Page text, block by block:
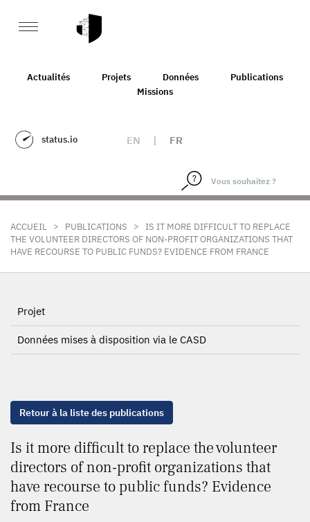
Actualités Projets Données
Publications
Missions
status.io EN | FR
ACCUEIL > PUBLICATIONS > IS IT MORE DIFFICULT TO REPLACE
THE VOLUNTEER DIRECTORS OF NON-PROFIT ORGANIZATIONS THAT
HAVE RECOURSE TO PUBLIC FUNDS? EVIDENCE FROM FRANCE
Projet
Données mises à disposition via le CASD
Retour à la liste des publications
Is it more difficult to replace the volunteer
directors of non-profit organizations that
have recourse to public funds? Evidence
from France